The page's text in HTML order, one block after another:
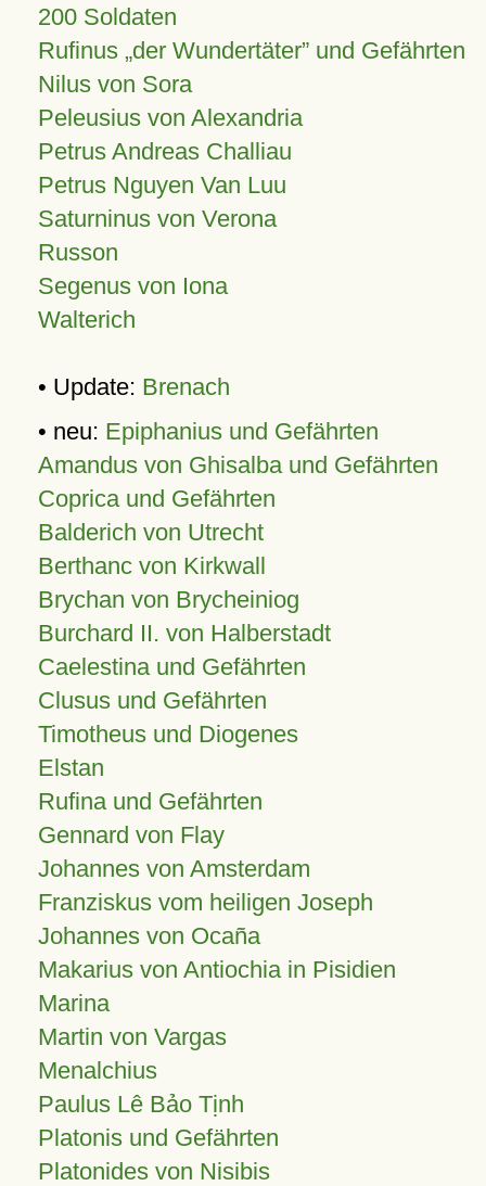
200 Soldaten
Rufinus „der Wundertäter” und Gefährten
Nilus von Sora
Peleusius von Alexandria
Petrus Andreas Challiau
Petrus Nguyen Van Luu
Saturninus von Verona
Russon
Segenus von Iona
Walterich
• Update: Brenach
• neu: Epiphanius und Gefährten
Amandus von Ghisalba und Gefährten
Coprica und Gefährten
Balderich von Utrecht
Berthanc von Kirkwall
Brychan von Brycheiniog
Burchard II. von Halberstadt
Caelestina und Gefährten
Clusus und Gefährten
Timotheus und Diogenes
Elstan
Rufina und Gefährten
Gennard von Flay
Johannes von Amsterdam
Franziskus vom heiligen Joseph
Johannes von Ocaña
Makarius von Antiochia in Pisidien
Marina
Martin von Vargas
Menalchius
Paulus Lê Bảo Tịnh
Platonis und Gefährten
Platonides von Nisibis